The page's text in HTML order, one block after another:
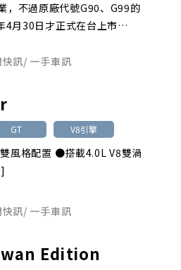
，不過原廠代號G90、G99的
4月30日才正式在台上市…
訊/ 一手車訊
GT V8引擎
風格配置 ●搭載4.0L V8雙渦
訊/ 一手車訊
Edition